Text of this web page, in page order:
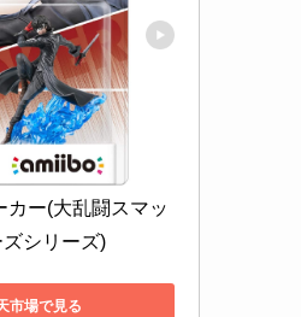
カー(大乱闘スマッ
シリーズ)
市場で見る